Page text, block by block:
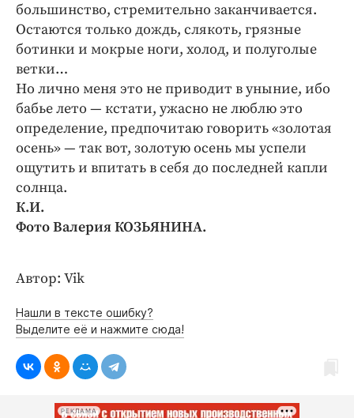
большинство, стремительно заканчивается.
Остаются только дождь, слякоть, грязные
ботинки и мокрые ноги, холод, и полуголые
ветки…
Но лично меня это не приводит в уныние, ибо
бабье лето — кстати, ужасно не люблю это
определение, предпочитаю говорить «золотая
осень» — так вот, золотую осень мы успели
ощутить и впитать в себя до последней капли
солнца.
К.И.
Фото Валерия КОЗЬЯНИНА.
Автор: Vik
Нашли в тексте ошибку?
Выделите её и нажмите сюда!
РЕКЛАМА